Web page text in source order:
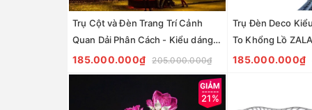
Trụ Cột và Đèn Trang Trí Cảnh
Quan Dải Phân Cách - Kiểu dáng
chùm 25 tay đèn con bướm cao
6m rộng 7m ZALAA
185.000.000₫ 205.000.000₫
Trụ Đèn Deco
To Khổng Lồ
cho Công viên
185.000.000₫
21%